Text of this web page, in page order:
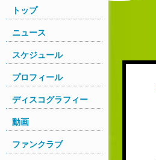
トップ
ニュース
スケジュール
プロフィール
ディスコグラフィー
動画
ファンクラブ